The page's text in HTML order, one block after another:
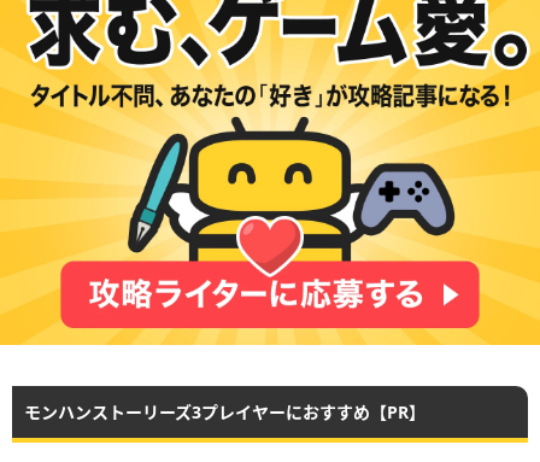
モンハンストーリーズ3プレイヤーにおすすめ【PR】